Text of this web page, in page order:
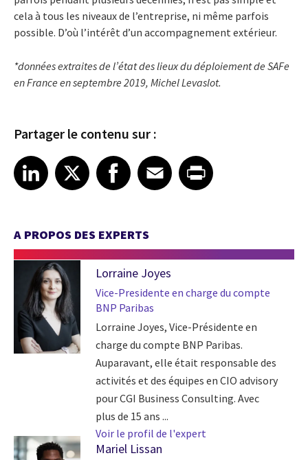
cela à tous les niveaux de l’entreprise, ni même parfois
possible. D’où l’intérêt d’un accompagnement extérieur.
*données extraites de l’état des lieux du déploiement de SAFe
en France en septembre 2019, Michel Levaslot.
Partager le contenu sur :
Share article on LinkedIn
LinkedIn
Share article on XShare article on Facebook
Facebook
Share article on Email
EmailShare article on Print
A PROPOS DES EXPERTS
Lorraine Joyes
Vice-Presidente en charge du compte
BNP Paribas
Lorraine Joyes, Vice-Présidente en
charge du compte BNP Paribas.
Auparavant, elle était responsable des
activités et des équipes en CIO advisory
pour CGI Business Consulting. Avec
plus de 15 ans ...
Voir le profil de l'expert
Mariel Lissan